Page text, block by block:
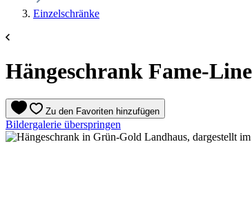
Einzelschränke
Hängeschrank Fame-
Zu den Favoriten hinzufügen
Bildergalerie überspringen